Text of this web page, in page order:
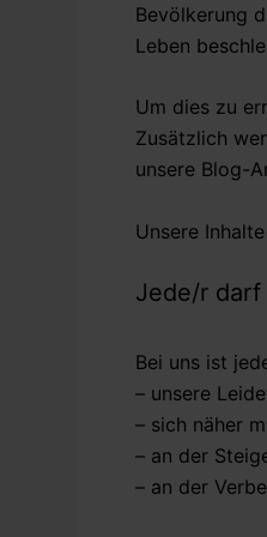
Bevölkerung
Leben
Um dies zu
Zusätzlich
unsere Blog-
Unsere
Jede/r darf
Bei uns ist
– unsere
– sich näher
– an der
– an der